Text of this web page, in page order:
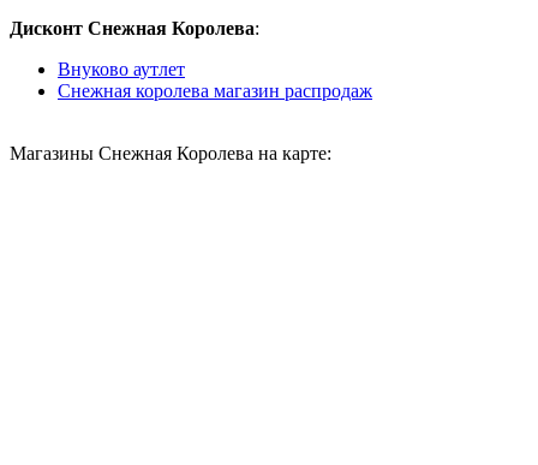
Дисконт Снежная Королева:
Внуково аутлет
Снежная королева магазин распродаж
Магазины Снежная Королева на карте: